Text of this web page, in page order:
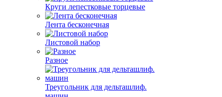
Круги лепестковые торцевые
Лента бесконечная
Листовой набор
Разное
Треугольник для дельташлиф.